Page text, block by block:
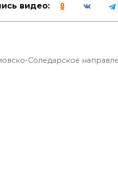
видео:
Соледарское